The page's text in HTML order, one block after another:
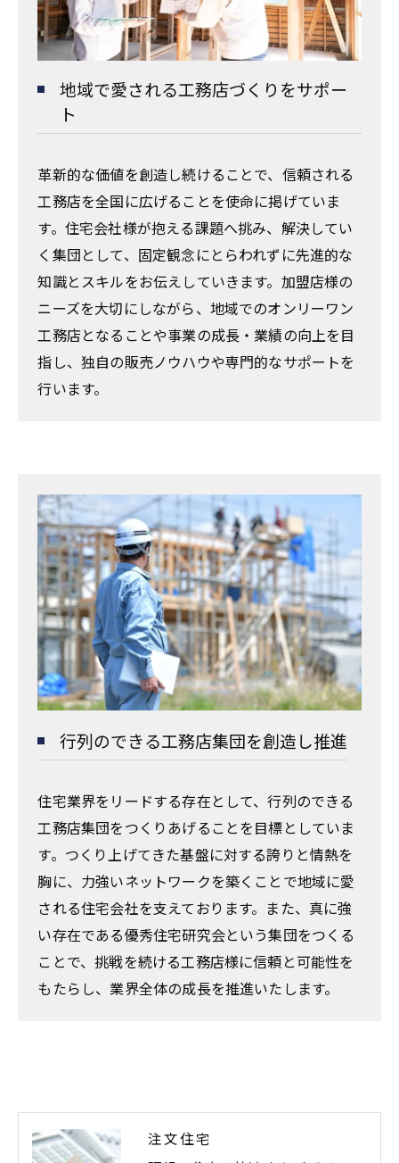
地域で愛される工務店づくりをサポー
ト
革新的な価値を創造し続けることで、信頼される
工務店を全国に広げることを使命に掲げていま
す。住宅会社様が抱える課題へ挑み、解決してい
く集団として、固定観念にとらわれずに先進的な
知識とスキルをお伝えしていきます。加盟店様の
ニーズを大切にしながら、地域でのオンリーワン
工務店となることや事業の成長・業績の向上を目
指し、独自の販売ノウハウや専門的なサポートを
行います。
行列のできる工務店集団を創造し推進
住宅業界をリードする存在として、行列のできる
工務店集団をつくりあげることを目標としていま
す。つくり上げてきた基盤に対する誇りと情熱を
胸に、力強いネットワークを築くことで地域に愛
される住宅会社を支えております。また、真に強
い存在である優秀住宅研究会という集団をつくる
ことで、挑戦を続ける工務店様に信頼と可能性を
もたらし、業界全体の成長を推進いたします。
注文住宅
お問い合わせはこちら